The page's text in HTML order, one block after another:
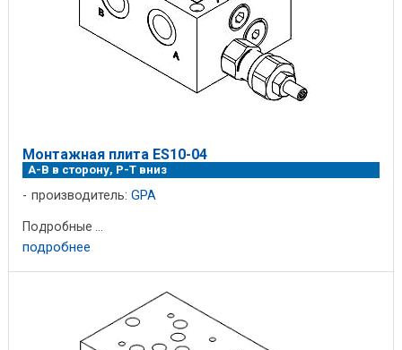
Монтажная плита ES10-04
A-B в сторону, P-T вниз
производитель: GPA
Подробные ...
подробнее